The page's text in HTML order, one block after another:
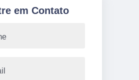
em Contato